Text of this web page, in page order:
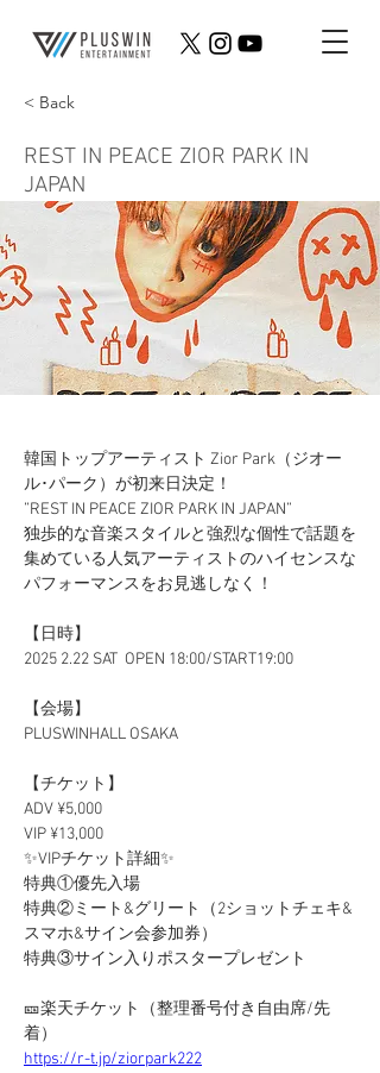
< Back
REST IN PEACE ZIOR PARK IN
JAPAN
韓国トップアーティスト Zior Park（ジオー
ル･パーク）が初来日決定！
”REST IN PEACE ZIOR PARK IN JAPAN”
独歩的な音楽スタイルと強烈な個性で話題を
集めている人気アーティストのハイセンスな
パフォーマンスをお見逃しなく！
【日時】
2025 2.22 SAT  OPEN 18:00/START19:00
【会場】
PLUSWINHALL OSAKA
【チケット】
ADV ¥5,000
VIP ¥13,000
✨VIPチケット詳細✨
特典①優先入場
特典②ミート&グリート（2ショットチェキ&
スマホ&サイン会参加券）
特典③サイン入りポスタープレゼント
🎫楽天チケット（整理番号付き自由席/先
着）
https://r-t.jp/ziorpark222